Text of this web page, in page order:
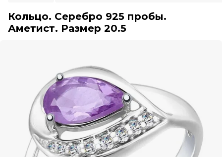
Кольцо. Серебро 925 пробы.
Аметист. Размер 20.5